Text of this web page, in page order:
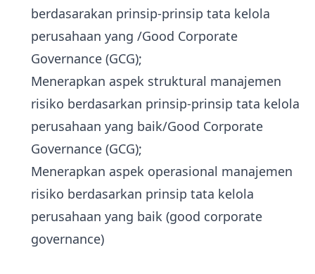
berdasarakan prinsip-prinsip tata kelola
perusahaan yang /Good Corporate
Governance (GCG);
Menerapkan aspek struktural manajemen
risiko berdasarkan prinsip-prinsip tata kelola
perusahaan yang baik/Good Corporate
Governance (GCG);
Menerapkan aspek operasional manajemen
risiko berdasarkan prinsip tata kelola
perusahaan yang baik (good corporate
governance)